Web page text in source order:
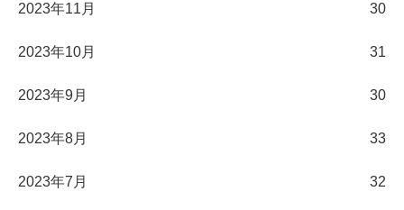
2023年11月 30
2023年10月 31
2023年9月 30
2023年8月 33
2023年7月 32